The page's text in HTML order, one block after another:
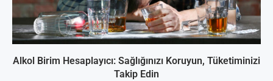
Alkol Birim Hesaplayıcı: Sağlığınızı Koruyun, Tüketiminizi
Takip Edin